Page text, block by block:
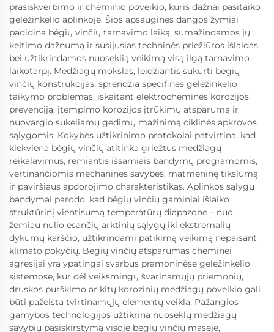
prasiskverbimo ir cheminio poveikio, kuris dažnai pasitaiko
geležinkelio aplinkoje. Šios apsauginės dangos žymiai
padidina bėgių vinčių tarnavimo laiką, sumažindamos jų
keitimo dažnumą ir susijusias techninės priežiūros išlaidas
bei užtikrindamos nuoseklią veikimą visą ilgą tarnavimo
laikotarpį. Medžiagų mokslas, leidžiantis sukurti bėgių
vinčių konstrukcijas, sprendžia specifines geležinkelio
taikymo problemas, įskaitant elektrocheminės korozijos
prevenciją, įtempimo korozijos įtrūkimų atsparumą ir
nuovargio sukeliamų gedimų mažinimą ciklinės apkrovos
sąlygomis. Kokybės užtikrinimo protokolai patvirtina, kad
kiekviena bėgių vinčių atitinka griežtus medžiagų
reikalavimus, remiantis išsamiais bandymų programomis,
vertinančiomis mechanines savybes, matmeninę tikslumą
ir paviršiaus apdorojimo charakteristikas. Aplinkos sąlygų
bandymai parodo, kad bėgių vinčių gaminiai išlaiko
struktūrinį vientisumą temperatūrų diapazone – nuo
žemiau nulio esančių arktinių sąlygų iki ekstremalių
dykumų karščio, užtikrindami patikimą veikimą nepaisant
klimato pokyčių. Bėgių vinčių atsparumas cheminei
agresijai yra ypatingai svarbus pramoninėse geležinkelio
sistemose, kur dėl veiksmingų švarinamųjų priemonių,
druskos purškimo ar kitų korozinių medžiagų poveikio gali
būti pažeista tvirtinamųjų elementų veikla. Pažangios
gamybos technologijos užtikrina nuoseklų medžiagų
savybių pasiskirstymą visoje bėgių vinčių masėje,